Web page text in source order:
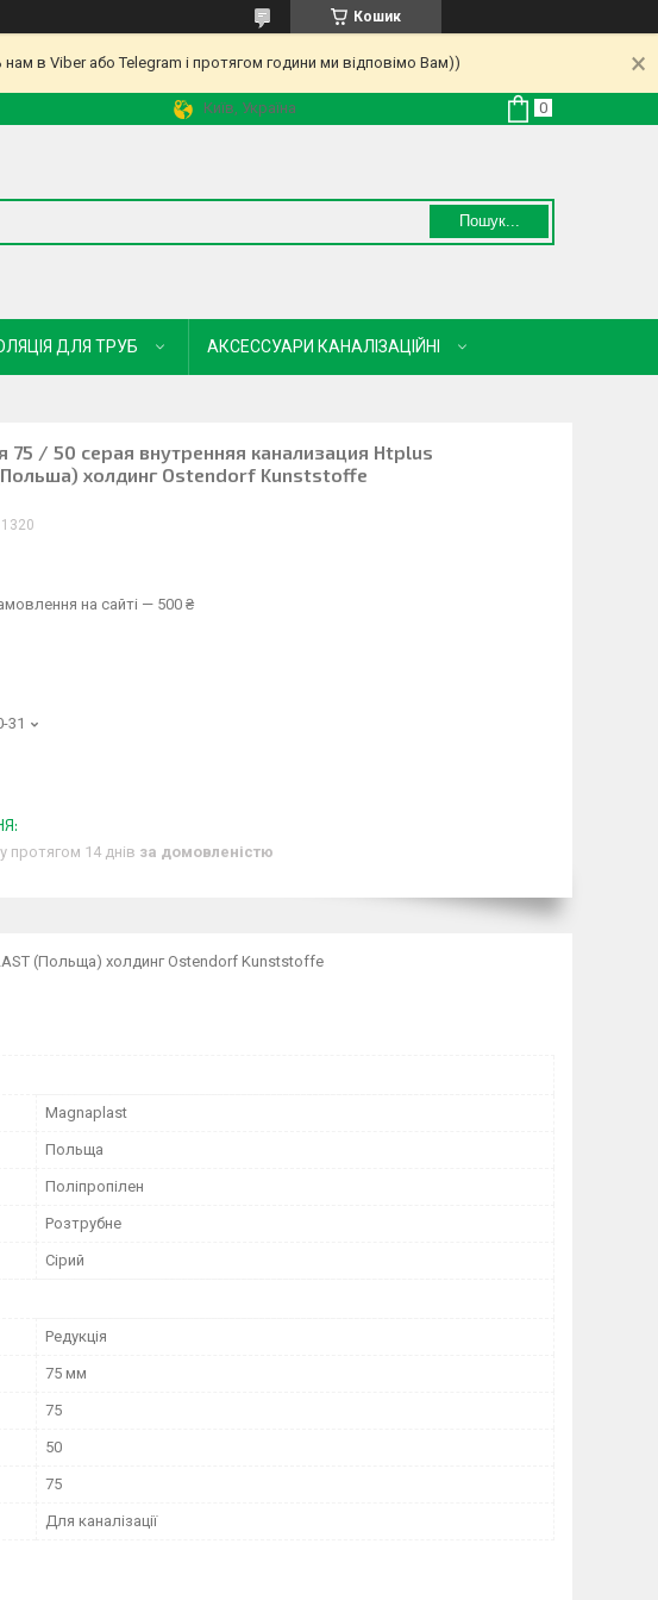
Кошик
в Viber або Telegram і протягом години ми відповімо Вам))
Київ, Україна
Пошук...
ДЛЯ ТРУБ АКСЕССУАРИ КАНАЛІЗАЦІЙНІ
75 / 50 серая внутренняя канализация Htplus
холдинг Ostendorf Kunststoffe
на сайті — 500 ₴
31
протягом 14 днів за домовленістю
(Польща) холдинг Ostendorf Kunststoffe
Magnaplast
Польща
Поліпропілен
Розтрубне
Сірий
Редукція
75 мм
75
50
75
Для каналізації